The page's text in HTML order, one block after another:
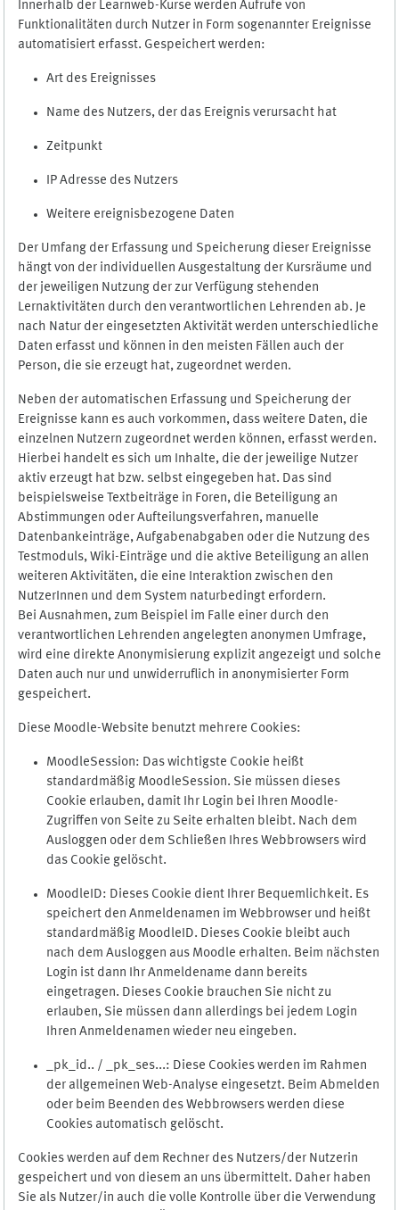
Innerhalb der Learnweb-Kurse werden Aufrufe von
Funktionalitäten durch Nutzer in Form sogenannter Ereignisse
automatisiert erfasst. Gespeichert werden:
Art des Ereignisses
Name des Nutzers, der das Ereignis verursacht hat
Zeitpunkt
IP Adresse des Nutzers
Weitere ereignisbezogene Daten
Der Umfang der Erfassung und Speicherung dieser Ereignisse
hängt von der individuellen Ausgestaltung der Kursräume und
der jeweiligen Nutzung der zur Verfügung stehenden
Lernaktivitäten durch den verantwortlichen Lehrenden ab. Je
nach Natur der eingesetzten Aktivität werden unterschiedliche
Daten erfasst und können in den meisten Fällen auch der
Person, die sie erzeugt hat, zugeordnet werden.
Neben der automatischen Erfassung und Speicherung der
Ereignisse kann es auch vorkommen, dass weitere Daten, die
einzelnen Nutzern zugeordnet werden können, erfasst werden.
Hierbei handelt es sich um Inhalte, die der jeweilige Nutzer
aktiv erzeugt hat bzw. selbst eingegeben hat. Das sind
beispielsweise Textbeiträge in Foren, die Beteiligung an
Abstimmungen oder Aufteilungsverfahren, manuelle
Datenbankeinträge, Aufgabenabgaben oder die Nutzung des
Testmoduls, Wiki-Einträge und die aktive Beteiligung an allen
weiteren Aktivitäten, die eine Interaktion zwischen den
NutzerInnen und dem System naturbedingt erfordern.
Bei Ausnahmen, zum Beispiel im Falle einer durch den
verantwortlichen Lehrenden angelegten anonymen Umfrage,
wird eine direkte Anonymisierung explizit angezeigt und solche
Daten auch nur und unwiderruflich in anonymisierter Form
gespeichert.
Diese Moodle-Website benutzt mehrere Cookies:
MoodleSession: Das wichtigste Cookie heißt
standardmäßig MoodleSession. Sie müssen dieses
Cookie erlauben, damit Ihr Login bei Ihren Moodle-
Zugriffen von Seite zu Seite erhalten bleibt. Nach dem
Ausloggen oder dem Schließen Ihres Webbrowsers wird
das Cookie gelöscht.
MoodleID: Dieses Cookie dient Ihrer Bequemlichkeit. Es
speichert den Anmeldenamen im Webbrowser und heißt
standardmäßig MoodleID. Dieses Cookie bleibt auch
nach dem Ausloggen aus Moodle erhalten. Beim nächsten
Login ist dann Ihr Anmeldename dann bereits
eingetragen. Dieses Cookie brauchen Sie nicht zu
erlauben, Sie müssen dann allerdings bei jedem Login
Ihren Anmeldenamen wieder neu eingeben.
_pk_id.. / _pk_ses...: Diese Cookies werden im Rahmen
der allgemeinen Web-Analyse eingesetzt. Beim Abmelden
oder beim Beenden des Webbrowsers werden diese
Cookies automatisch gelöscht.
Cookies werden auf dem Rechner des Nutzers/der Nutzerin
gespeichert und von diesem an uns übermittelt. Daher haben
Sie als Nutzer/in auch die volle Kontrolle über die Verwendung